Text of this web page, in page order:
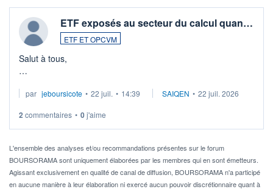
ETF exposés au secteur du calcul quan…
ETF ET OPCVM
Salut à tous,
via un ETF plutôt que des actions individuelles.
Idéalement, je voudrais qu'il soit éligible au PEA.
Pour l' ...
par jeboursicote • 22 juil. • 14:39 SAIQEN • 22 juil. 2026
2 commentaires • 0j'aime
L'ensemble des analyses et/ou recommandations présentes sur le forum
BOURSORAMA sont uniquement élaborées par les membres qui en sont émetteurs.
Agissant exclusivement en qualité de canal de diffusion, BOURSORAMA n'a participé
en aucune manière à leur élaboration ni exercé aucun pouvoir discrétionnaire quant à